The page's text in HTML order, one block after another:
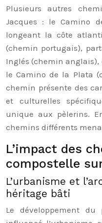
Plusieurs autres
Jacques : le Camino
longeant la côte
(chemin portugais),
Inglés (chemin anglais),
le Camino de la Plata
chemin présente des
et culturelles
unique aux pèlerins.
chemins différents
L’impact des
compostelle sur
L’urbanisme et
héritage bâti
Le développement du